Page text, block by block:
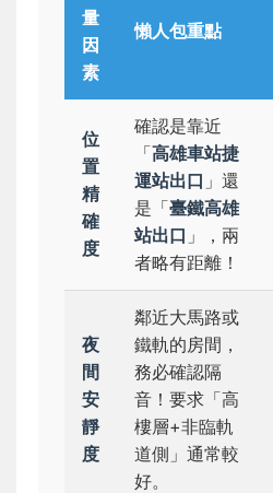
量
因
素
懶人包重點
位
置
精
確
度
確認是靠近
「高雄車站捷
運站出口 」還
是「臺鐵高雄
站出口 」，兩
者略有距離！
夜
間
安
靜
度
鄰近大馬路或
鐵軌的房間，
務必確認隔
音！要求「高
樓層+非臨軌
道側」通常較
好。